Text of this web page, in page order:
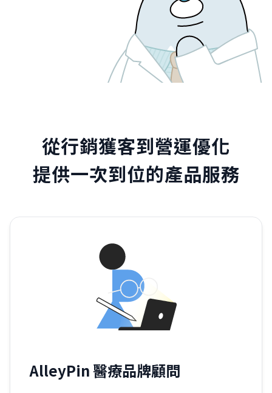
從行銷獲客到營運優化
提供一次到位的產品服務
AlleyPin 醫療品牌顧問